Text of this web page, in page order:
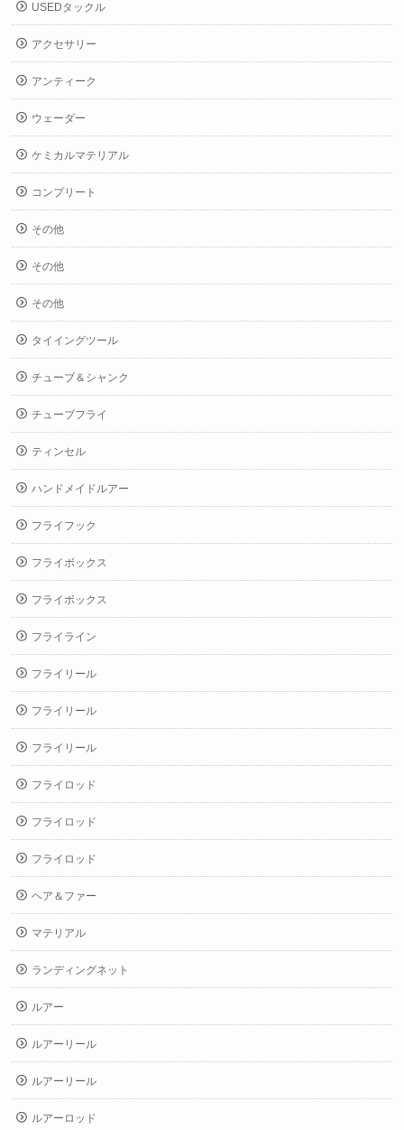
USEDタックル
アクセサリー
アンティーク
ウェーダー
ケミカルマテリアル
コンプリート
その他
その他
その他
タイイングツール
チューブ＆シャンク
チューブフライ
ティンセル
ハンドメイドルアー
フライフック
フライボックス
フライボックス
フライライン
フライリール
フライリール
フライリール
フライロッド
フライロッド
フライロッド
ヘア＆ファー
マテリアル
ランディングネット
ルアー
ルアーリール
ルアーリール
ルアーロッド